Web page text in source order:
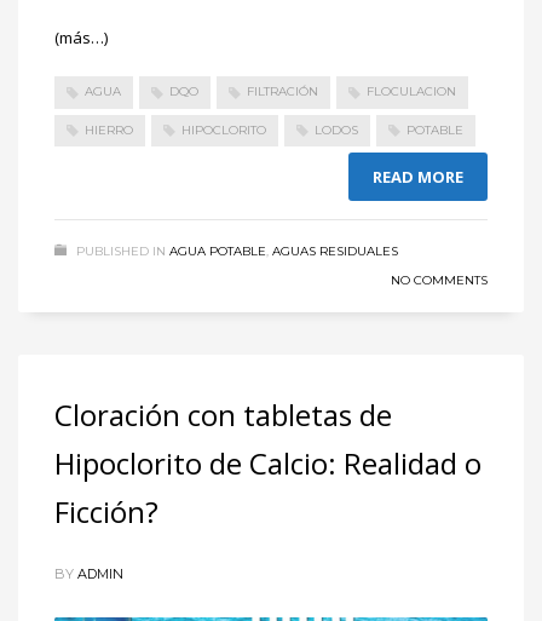
(más…)
AGUA DQO FILTRACIÓN FLOCULACION
HIERRO HIPOCLORITO LODOS POTABLE
READ MORE
PUBLISHED IN AGUA POTABLE, AGUAS RESIDUALES
NO COMMENTS
Cloración con tabletas de
Hipoclorito de Calcio: Realidad o
Ficción?
BY ADMIN